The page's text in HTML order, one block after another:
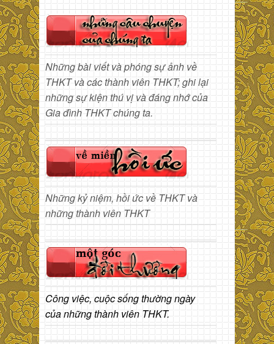
Những bài viết và phóng sự ảnh về
THKT và các thành viên THKT; ghi lại
những sự kiện thú vị và đáng nhớ của
Gia đình THKT chúng ta.
Những kỷ niệm, hồi ức về THKT và
những thành viên THKT
Công việc, cuộc sống thường ngày
của những thành viên THKT.